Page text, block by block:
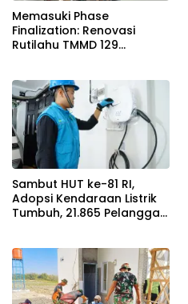
Memasuki Phase
Finalization: Renovasi
Rutilahu TMMD 129
Sambut HUT ke-81 RI,
Adopsi Kendaraan Listrik
Tumbuh, 21.865 Pelanggan
pada Semester I 2026